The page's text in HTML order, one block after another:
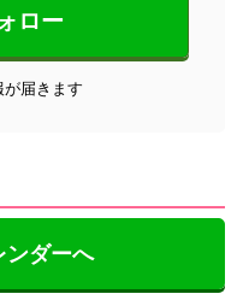
ロー
が届きます
ンダーへ